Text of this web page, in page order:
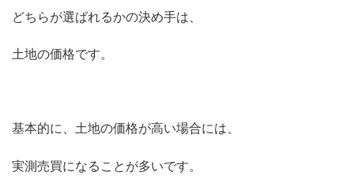
どちらが選ばれるかの決め手は、
土地の価格です。
基本的に、土地の価格が高い場合には、
実測売買になることが多いです。